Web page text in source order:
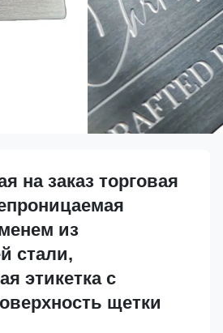
на заказ торговая
из
стали,
этикетка с
щетки